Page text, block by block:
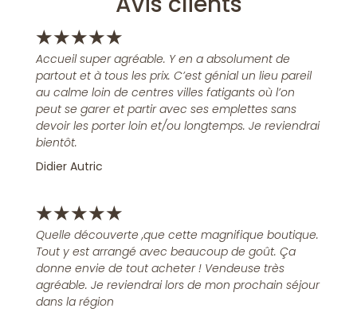
★★★★★
Accueil super agréable. Y en a absolument de
partout et à tous les prix. C’est génial un lieu pareil
au calme loin de centres villes fatigants où l’on
peut se garer et partir avec ses emplettes sans
devoir les porter loin et/ou longtemps. Je reviendrai
bientôt.
Didier Autric
★★★★★
Quelle découverte ,que cette magnifique boutique.
Tout y est arrangé avec beaucoup de goût. Ça
donne envie de tout acheter ! Vendeuse très
agréable. Je reviendrai lors de mon prochain séjour
dans la région